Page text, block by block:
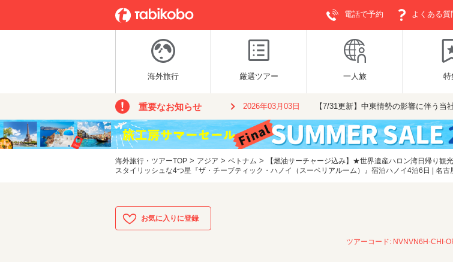
電話で予約 よくある質
海外旅行 厳選ツアー 一人旅 特
重要なお知らせ 2026年03月03日 【7/31更新】中東情勢の影響に伴う当
海外旅行・ツアーTOP > アジア > ベトナム >
【燃油サーチャージ込み】★世界遺産ハロン湾日帰り
スタイリッシュな4つ星『ザ・チーブティック・ハノイ（スーペリアルーム）』宿泊ハノイ4泊6日 | 名古
ツアーコード: NVNVN6H-CHI-